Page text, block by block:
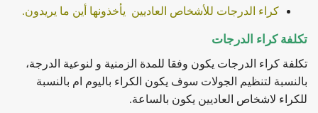
كراء الدرجات للأشخاص العاديين يأخذونها أين ما يريدون.
تكلفة كراء الدرجات
تكلفة كراء الدرجات يكون وفقا للمدة الزمنية و لنوعية الدرجة،
بالنسبة لتنظيم الجولات سوف يكون الكراء باليوم ام بالنسبة
للكراء لاشخاص العاديين يكون بالساعة.